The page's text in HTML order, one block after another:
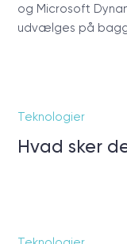
og Microsoft
udvælges på
Teknologier
Hvad sker